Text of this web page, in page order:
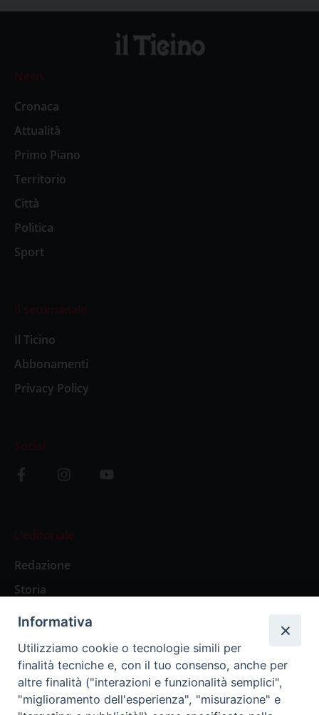
News
Cronaca
Attualità
Primo Piano
Territorio
Città
Politica
Sport
Il settimanale
Il Ticino
Abbonamenti
Privacy Policy
Social
L’editoriale
Redazione
Storia
Abbonamenti
Abbonamento Annuale Digitale
Abbonamento Annuale Cartaceo
Informativa
Utilizziamo cookie o tecnologie simili per
finalità tecniche e, con il tuo consenso, anche per
altre finalità ("interazioni e funzionalità semplici",
"miglioramento dell'esperienza", "misurazione" e